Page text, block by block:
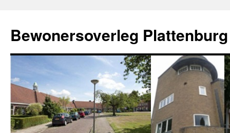
de
inhoud
Bewonersoverleg Plattenburg